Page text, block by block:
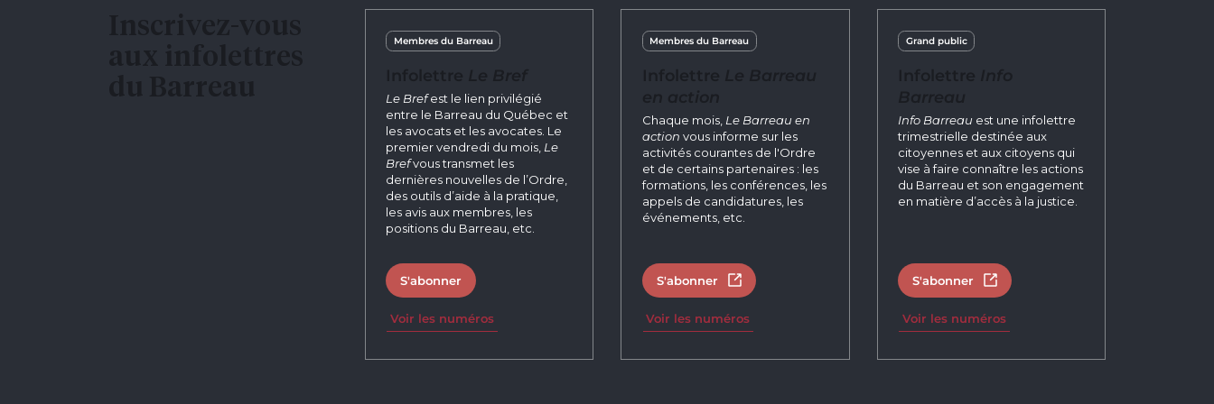
Membres du Barreau
Le Brefest le lien privilégié
entre le Barreau du Québec et
les avocats et les avocates. Le
premier vendredi du mois, Le
Brefvous transmet les
dernières nouvelles de l’Ordre,
des outils d’aide à la pratique,
les avis aux membres, les
positions du Barreau, etc.
S'abonner
Voir les numéros
Membres du Barreau
Chaque mois, Le Barreau en
action vous informe sur les
activités courantes de l'Ordre
et de certains partenaires : les
formations, les conférences, les
appels de candidatures, les
événements, etc.
S'abonner Ouvrir dans un nouvel onglet
Voir les numéros
Grand public
Info Barreau est une infolettre
trimestrielle destinée aux
citoyennes et aux citoyens qui
vise à faire connaître les actions
du Barreau et son engagement
en matière d’accès à la justice.
S'abonner Ouvrir dans un nouvel onglet
Voir les numéros